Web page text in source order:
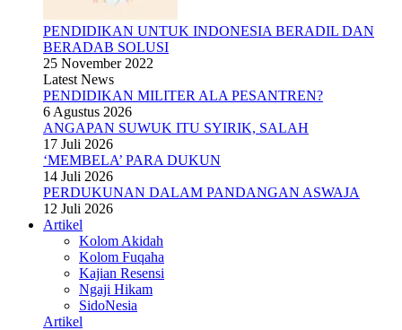
PENDIDIKAN UNTUK INDONESIA BERADIL DAN
BERADAB SOLUSI
25 November 2022
Latest News
PENDIDIKAN MILITER ALA PESANTREN?
6 Agustus 2026
ANGAPAN SUWUK ITU SYIRIK, SALAH
17 Juli 2026
‘MEMBELA’ PARA DUKUN
14 Juli 2026
PERDUKUNAN DALAM PANDANGAN ASWAJA
12 Juli 2026
Artikel
Kolom Akidah
Kolom Fuqaha
Kajian Resensi
Ngaji Hikam
SidoNesia
Artikel